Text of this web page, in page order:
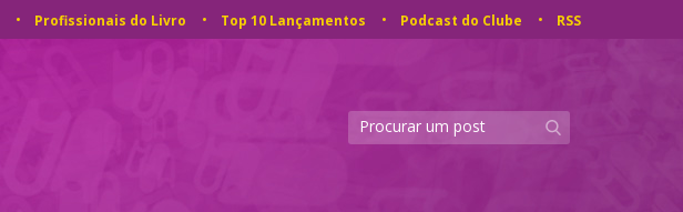
Profissionais do Livro Top 10 Lançamentos Podcast do Clube RSS